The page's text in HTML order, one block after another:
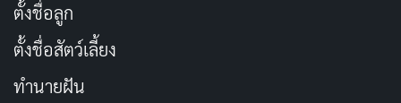
ตั้งชื่อลูก
ตั้งชื่อสัตว์เลี้ยง
ทำนายฝัน